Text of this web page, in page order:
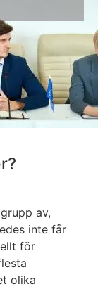
av,
inte får
för
olika